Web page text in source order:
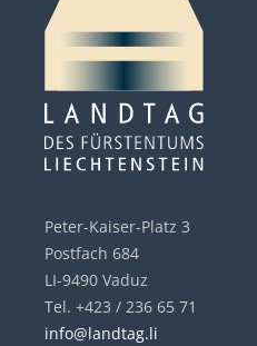
Peter-Kaiser-Platz 3
Postfach 684
LI-9490 Vaduz
Tel. +423 / 236 65 71
info@landtag.li